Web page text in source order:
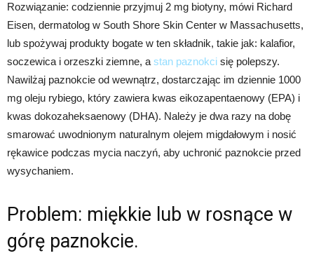
Rozwiązanie: codziennie przyjmuj 2 mg biotyny, mówi Richard
Eisen, dermatolog w South Shore Skin Center w Massachusetts,
lub spożywaj produkty bogate w ten składnik, takie jak: kalafior,
soczewica i orzeszki ziemne, a stan paznokci się polepszy.
Nawilżaj paznokcie od wewnątrz, dostarczając im dziennie 1000
mg oleju rybiego, który zawiera kwas eikozapentaenowy (EPA) i
kwas dokozaheksaenowy (DHA). Należy je dwa razy na dobę
smarować uwodnionym naturalnym olejem migdałowym i nosić
rękawice podczas mycia naczyń, aby uchronić paznokcie przed
wysychaniem.
Problem: miękkie lub w rosnące w
górę paznokcie.